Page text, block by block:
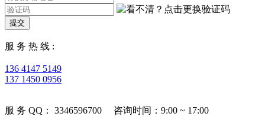
提交
服 务 热 线 :
136 4147 5149
137 1450 0956
服 务 QQ： 3346596700 咨询时间：9:00 ~ 17:00